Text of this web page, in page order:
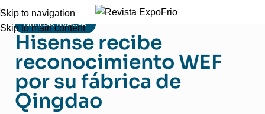
Skip to navigation
Skip to main content
Noticias HVAC-R
Hisense recibe
reconocimiento WEF
por su fábrica de
Qingdao